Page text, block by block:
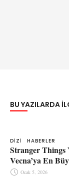
BU YAZILARDA
DIZI HABERLER
Stranger Things
Vecna’ya En
Ocak 5, 2026